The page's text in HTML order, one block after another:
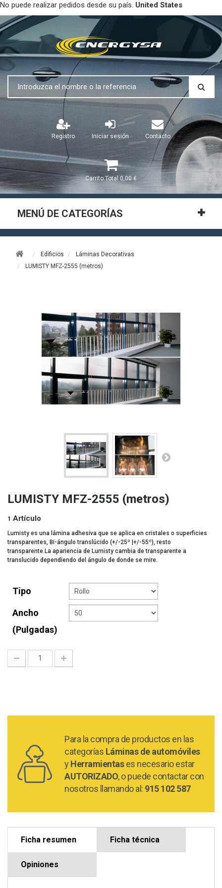
No puede realizar pedidos desde su país. United States
Registro Iniciar sesión Contacto
CarritoTotal 0,00 €
MENÚ DE CATEGORÍAS
Edificios
Láminas Decorativas
LUMISTY MFZ-2555 (metros)
LUMISTY MFZ-2555 (metros)
1 Artículo
Lumisty es una lámina adhesiva que se aplica en cristales o superficies
transparentes, Bi-ángulo translúcido (+/-25º |+/-55º), resto
transparente.La apariencia de Lumisty cambia de transparente a
translucido dependiendo del ángulo de donde se mire.
Tipo
Ancho
(pulgadas)
Para la compra de productos en las
categorías Láminas de automóviles
y Herramientases necesario estar
AUTORIZADO, o puede contactar con
nosotros llamando al: 915 102 587
Ficha resumen Ficha técnica
Opiniones